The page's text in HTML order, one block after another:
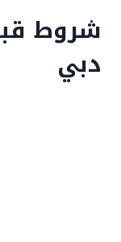
شروط
دبي